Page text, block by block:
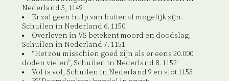
Nederland 5, 1149
Er zal geen hulp van buitenaf mogelijk zijn.
Schuilen in Nederland 6. 1150
Overleven in VS betekent moord en doodslag,
Schuilen in Nederland 7. 1151
“Het zou misschien goed zijn als er eens 20.000
doden vielen”, Schuilen in Nederland 8. 1152
Vol is vol, Schuilen in Nederland 9 en slot 1153